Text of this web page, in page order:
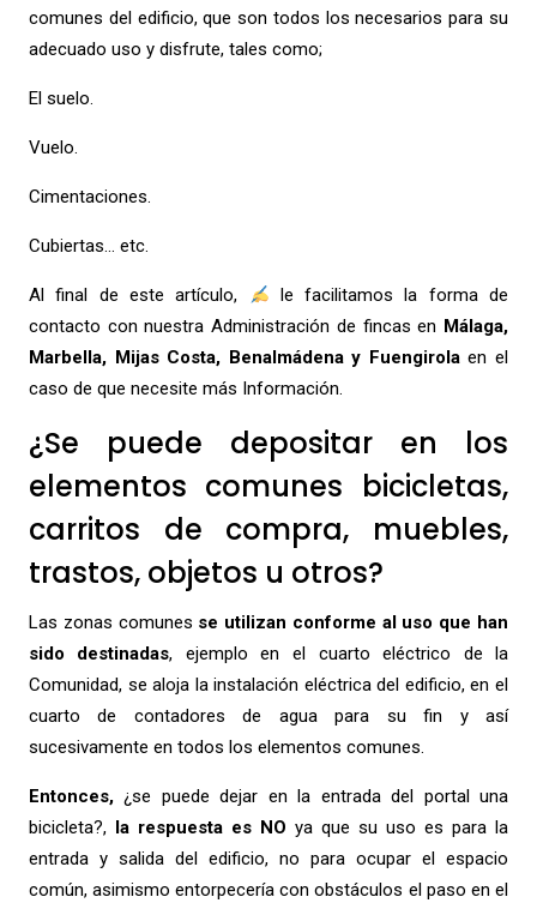
comunes del edificio, que son todos los necesarios para su
adecuado uso y disfrute, tales como;
El suelo.
Vuelo.
Cimentaciones.
Cubiertas… etc.
Al final de este artículo,
le facilitamos la forma de
contacto con nuestra Administración de fincas en Málaga,
Marbella, Mijas Costa, Benalmádena y Fuengirolaen el
caso de que necesite más Información.
¿Se puede depositar en los
elementos comunes bicicletas,
carritos de compra, muebles,
trastos, objetos u otros?
Las zonas comunes se utilizan conforme al uso que han
sido destinadas, ejemplo en el cuarto eléctrico de la
Comunidad, se aloja la instalación eléctrica del edificio, en el
cuarto de contadores de agua para su fin y así
sucesivamente en todos los elementos comunes.
Entonces,¿se puede dejar en la entrada del portal una
bicicleta?,la respuesta es NO ya que su uso es para la
entrada y salida del edificio, no para ocupar el espacio
común, asimismo entorpecería con obstáculos el paso en el